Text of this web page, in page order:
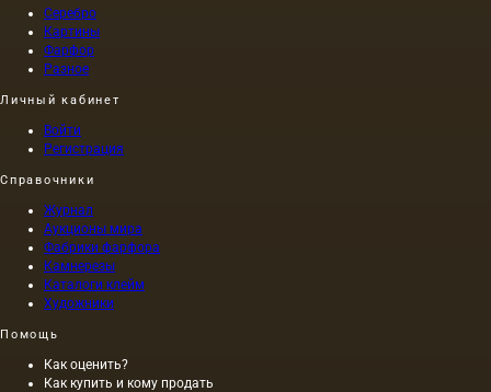
Серебро
Картины
Фарфор
Разное
Личный кабинет
Войти
Регистрация
Справочники
Журнал
Аукционы мира
Фабрики фарфора
Камнерезы
Каталоги клейм
Художники
Помощь
Как оценить?
Как купить и кому продать